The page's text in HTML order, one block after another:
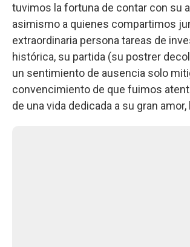
tuvimos la fortuna de contar con su
asimismo a quienes compartimos
extraordinaria persona tareas de
histórica, su partida (su postrer
un sentimiento de ausencia solo
convencimiento de que fuimos
de una vida dedicada a su gran amor,